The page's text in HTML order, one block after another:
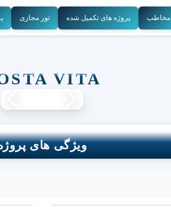
تور مجازی پروژه های تکمیل شده مخاطب
VITA
ویژگی های